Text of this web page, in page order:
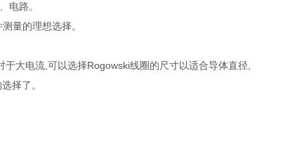
电路。
量的理想选择。
电流,可以选择Rogowski线圈的尺寸以适合导体直径,
择了。